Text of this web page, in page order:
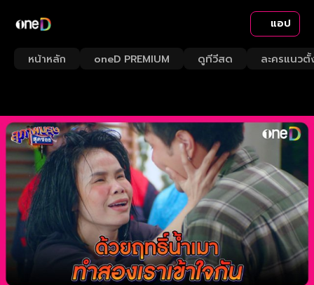
แอป
หน้าหลัก oneD PREMIUM ดูทีวีสด ละครแนวตั้